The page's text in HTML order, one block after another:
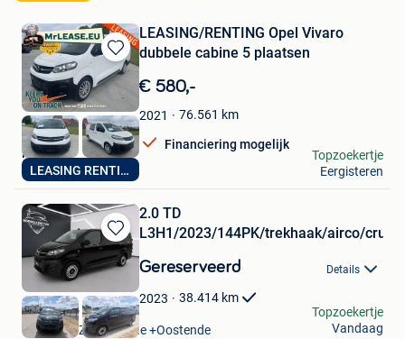
Bewaren
in
Mijn
Favorieten
LEASING RENTING
LEASING/RENTING Opel Vivaro
dubbele cabine 5 plaatsen
€ 580,-
2021 76.561 km
Financiering mogelijk
MrLease
Hooglede
Topzoekertje
Eergisteren
Bewaren
in
Mijn
Favorieten
2.0 TD
L3H1/2023/144PK/trekhaak/airco/
Gereserveerd Details
2023 38.414 km
borsellino car
Oostende Zandvoorde +Oostende
Topzoekertje
Vandaag